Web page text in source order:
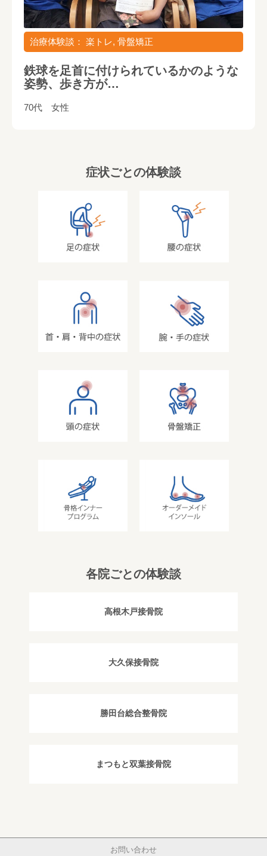
治療体験談： 楽トレ, 骨盤矯正
鉄球を足首に付けられているかのような
姿勢、歩き方が…
70代 女性
症状ごとの体験談
各院ごとの体験談
高根木戸接骨院
大久保接骨院
勝田台総合整骨院
まつもと双葉接骨院
お問い合わせ